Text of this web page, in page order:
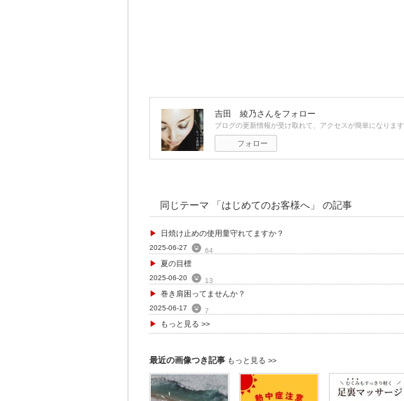
吉田 綾乃さんをフォロー
ブログの更新情報が受け取れて、アクセスが簡単になります
フォロー
同じテーマ 「 はじめてのお客様へ 」 の記事
日焼け止めの使用量守れてますか？
2025-06-27 64
夏の目標
2025-06-20 13
巻き肩困ってませんか？
2025-06-17 7
もっと見る >>
最近の画像つき記事 もっと見る >>